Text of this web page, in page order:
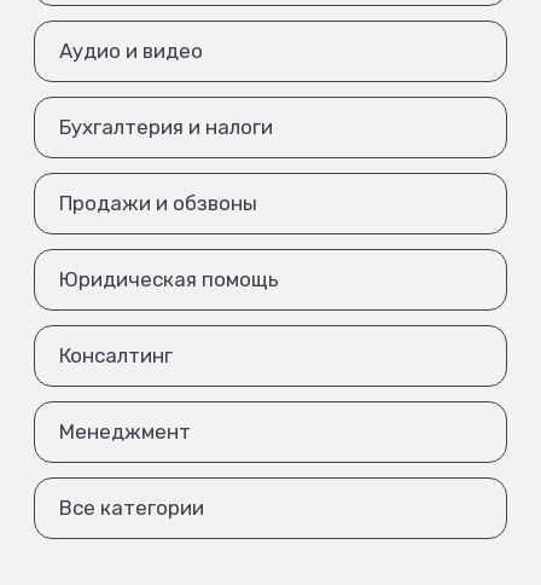
Аудио и видео
Бухгалтерия и налоги
Продажи и обзвоны
Юридическая помощь
Консалтинг
Менеджмент
Все категории